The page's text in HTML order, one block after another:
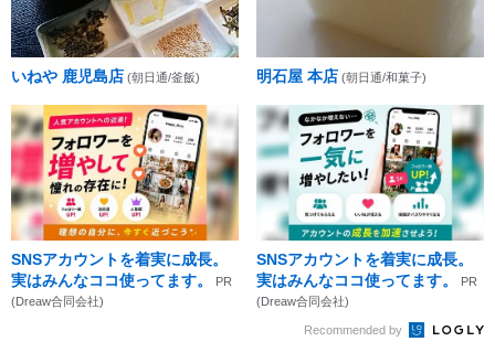
いねや 鹿児島店 (朝日通/釜飯) 明石屋 本店 (朝日通/和菓子)
SNSアカウントを着実に成長。
実はみんなココ使ってます。
PR
(Dreaw合同会社)
SNSアカウントを着実に成長。
実はみんなココ使ってます。
PR
(Dreaw合同会社)
Recommended by